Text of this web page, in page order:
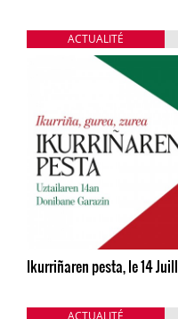
ACTUALITÉ
Ikurriñaren pesta, le 14
ACTUALITÉ